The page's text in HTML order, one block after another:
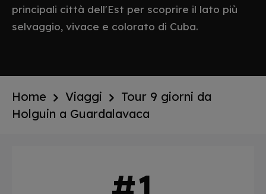
principali città dell'Est per scoprire il lato più
selvaggio, vivace e colorato di Cuba.
Home Viaggi
Tour 9 giorni da
Holguin a Guardalavaca